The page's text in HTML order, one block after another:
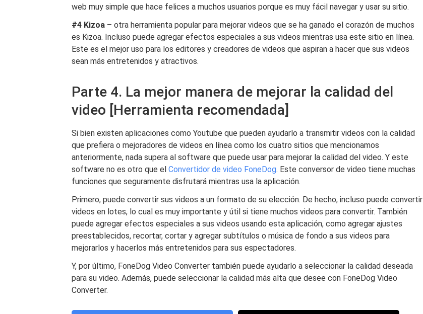
web muy simple que hace felices a muchos usuarios porque es muy fácil navegar y usar su sitio.
#4 Kizoa – otra herramienta popular para mejorar videos que se ha ganado el corazón de muchos
es Kizoa. Incluso puede agregar efectos especiales a sus videos mientras usa este sitio en línea.
Este es el mejor uso para los editores y creadores de videos que aspiran a hacer que sus videos
sean más entretenidos y atractivos.
Parte 4. La mejor manera de mejorar la calidad del
video [Herramienta recomendada]
Si bien existen aplicaciones como Youtube que pueden ayudarlo a transmitir videos con la calidad
que prefiera o mejoradores de videos en línea como los cuatro sitios que mencionamos
anteriormente, nada supera al software que puede usar para mejorar la calidad del video. Y este
software no es otro que el Convertidor de video FoneDog. Este conversor de video tiene muchas
funciones que seguramente disfrutará mientras usa la aplicación.
Primero, puede convertir sus videos a un formato de su elección. De hecho, incluso puede convertir
videos en lotes, lo cual es muy importante y útil si tiene muchos videos para convertir. También
puede agregar efectos especiales a sus videos usando esta aplicación, como agregar ajustes
preestablecidos, recortar, cortar y agregar subtítulos o música de fondo a sus videos para
mejorarlos y hacerlos más entretenidos para sus espectadores.
Y, por último, FoneDog Video Converter también puede ayudarlo a seleccionar la calidad deseada
para su video. Además, puede seleccionar la calidad más alta que desee con FoneDog Video
Converter.